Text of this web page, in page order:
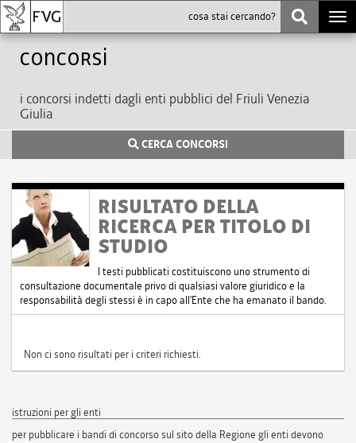
Concorsi
i concorsi indetti dagli enti pubblici del Friuli Venezia
Giulia
CERCA CONCORSI
RISULTATO DELLA
RICERCA PER TITOLO DI
STUDIO
I testi pubblicati costituiscono uno strumento di
consultazione documentale privo di qualsiasi valore giuridico e la
responsabilità degli stessi è in capo all'Ente che ha emanato il bando.
Non ci sono risultati per i criteri richiesti.
istruzioni per gli enti
per pubblicare i bandi di concorso sul sito della Regione gli enti devono